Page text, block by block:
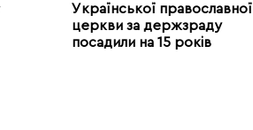
Української православної
церкви за держзраду
посадили на 15 років